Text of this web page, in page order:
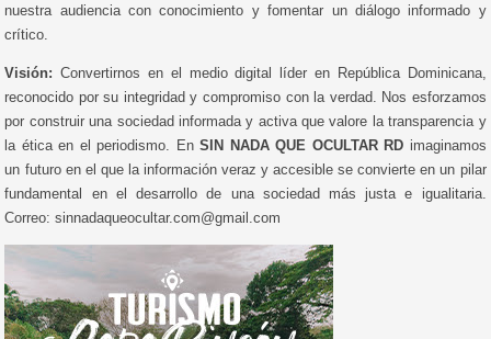
nuestra audiencia con conocimiento y fomentar un diálogo informado y
crítico.
Visión: Convertirnos en el medio digital líder en República Dominicana,
reconocido por su integridad y compromiso con la verdad. Nos esforzamos
por construir una sociedad informada y activa que valore la transparencia y
la ética en el periodismo. EnSIN NADA QUE OCULTAR RD imaginamos
un futuro en el que la información veraz y accesible se convierte en un pilar
fundamental en el desarrollo de una sociedad más justa e igualitaria.
Correo: sinnadaqueocultar.com@gmail.com